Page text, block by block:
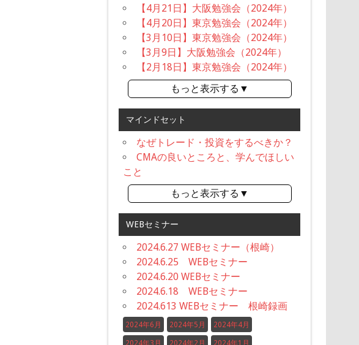
【4月21日】大阪勉強会（2024年）
【4月20日】東京勉強会（2024年）
【3月10日】東京勉強会（2024年）
【3月9日】大阪勉強会（2024年）
【2月18日】東京勉強会（2024年）
もっと表示する▼
マインドセット
なぜトレード・投資をするべきか？
CMAの良いところと、学んでほしい
こと
もっと表示する▼
WEBセミナー
2024.6.27 WEBセミナー（根崎）
2024.6.25 WEBセミナー
2024.6.20 WEBセミナー
2024.6.18 WEBセミナー
2024.613 WEBセミナー 根崎録画
2024年6月 2024年5月 2024年4月
2024年3月 2024年2月 2024年1月